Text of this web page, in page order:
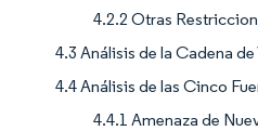
4.2.2 Otras
4.3 Análisis de la Cadena
4.4 Análisis de las Cinco
4.4.1 Amenaza de